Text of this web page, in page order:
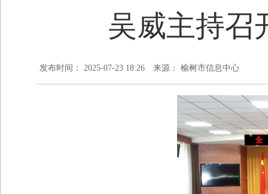
吴威主持召
发布时间： 2025-07-23 18:26 来源： 榆树市信息中心